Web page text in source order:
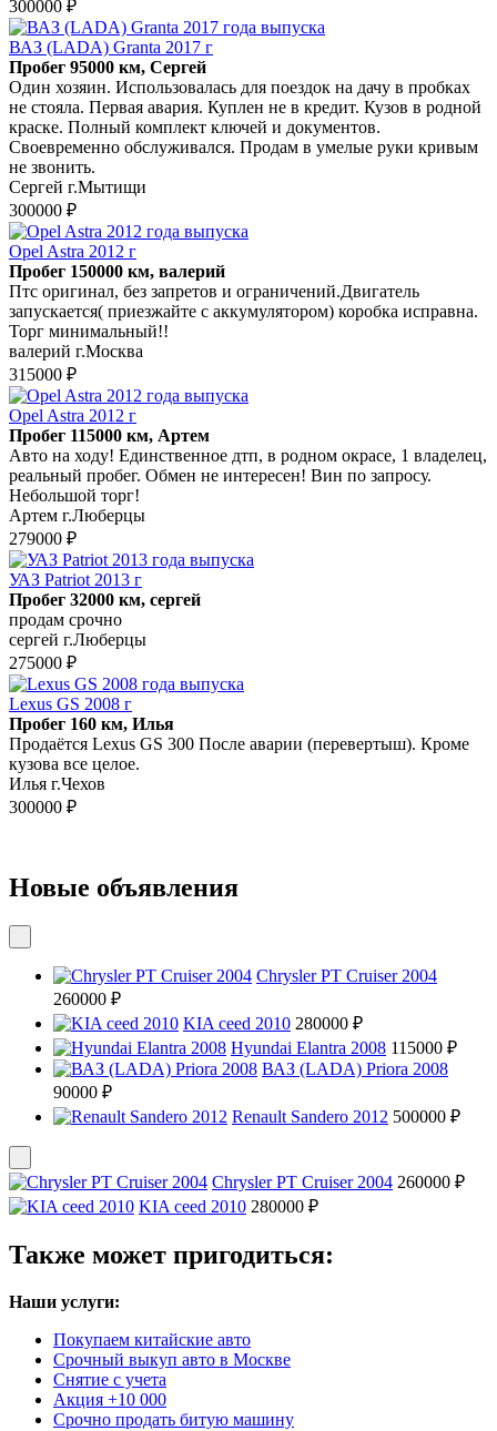
300000 ₽
ВАЗ (LADA) Granta 2017 г
Пробег 95000 км, Сергей
Один хозяин. Использовалась для поездок на дачу в пробках
не стояла. Первая авария. Куплен не в кредит. Кузов в родной
краске. Полный комплект ключей и документов.
Своевременно обслуживался. Продам в умелые руки кривым
не звонить.
Сергей г.Мытищи
300000 ₽
Opel Astra 2012 г
Пробег 150000 км, валерий
Птс оригинал, без запретов и ограничений.Двигатель
запускается( приезжайте с аккумулятором) коробка исправна.
Торг минимальный!!
валерий г.Москва
315000 ₽
Opel Astra 2012 г
Пробег 115000 км, Артем
Авто на ходу! Единственное дтп, в родном окрасе, 1 владелец,
реальный пробег. Обмен не интересен! Вин по запросу.
Небольшой торг!
Артем г.Люберцы
279000 ₽
УАЗ Patriot 2013 г
Пробег 32000 км, сергей
продам срочно
сергей г.Люберцы
275000 ₽
Lexus GS 2008 г
Пробег 160 км, Илья
Продаётся Lexus GS 300 После аварии (перевертыш). Кроме
кузова все целое.
Илья г.Чехов
300000 ₽
Новые объявления
Chrysler PT Cruiser 2004
260000 ₽
KIA ceed 2010 280000 ₽
Hyundai Elantra 2008 115000 ₽
ВАЗ (LADA) Priora 2008
90000 ₽
Renault Sandero 2012 500000 ₽
Chrysler PT Cruiser 2004 260000 ₽
KIA ceed 2010 280000 ₽
Также может пригодиться:
Наши услуги:
Покупаем китайские авто
Срочный выкуп авто в Москве
Снятие с учета
Акция +10 000
Срочно продать битую машину